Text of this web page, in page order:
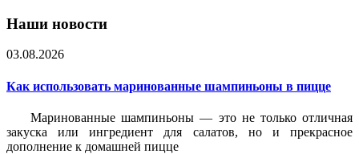
Наши новости
03.08.2026
Как использовать маринованные шампиньоны в пицце
Маринованные шампиньоны — это не только отличная
закуска или ингредиент для салатов, но и прекрасное
дополнение к домашней пицце